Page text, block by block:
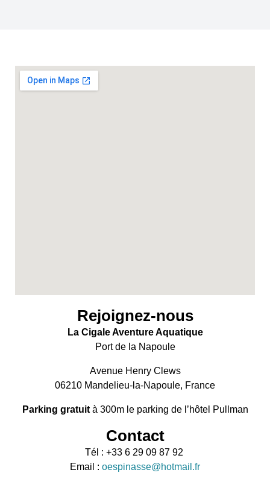
Rejoignez-nous
La Cigale Aventure Aquatique
Port de la Napoule
Avenue Henry Clews
06210 Mandelieu-la-Napoule, France
Parking gratuit à 300m le parking de l’hôtel Pullman
Contact
Tél : +33 6 29 09 87 92
Email : oespinasse@hotmail.fr